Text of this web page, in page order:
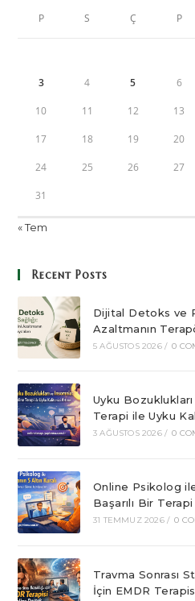
P S Ç P
3 4 5 6
10 11 12 13
17 18 19 20
24 25 26 27
31
« Tem
Recent Posts
Dijital Detoks ve
Azaltmanın
5 AĞUSTOS 2026 / 0
Uyku
Terapi ile Uyku
3 AĞUSTOS 2026 / 0
Online Psikolog ile
Başarılı Bir
31 TEMMUZ 2026 / 0
Travma Sonrası
İçin EMDR